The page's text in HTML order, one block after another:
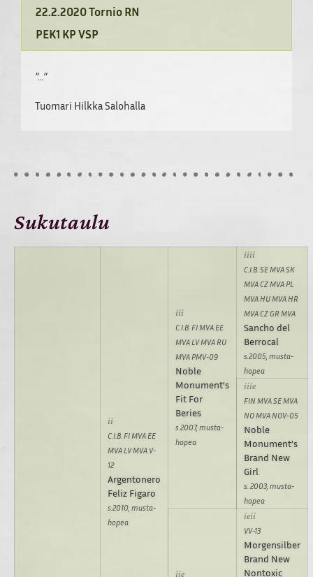
22.2.2020 Tornio RN
PEK1 KP VSP
”…”
Tuomari Hilkka Salohalla
Sukutaulu
C.I.B. FI MVA EE
MVA LV MVA V-
12
Argentonero
Feliz Figaro
s.2010, musta-
hopea
C.I.B. FI MVA EE
MVA LV MVA RU
MVA PMV-09
Noble
Monument’s
Fit For
Beries
s.2007, musta-
hopea
C.I.B. SE MVA SK
MVA CZ MVA PL
MVA HU MVA HR
MVA CZ GR MVA
Sancho del
Berrocal
s.2005, musta-
hopea
FIN MVA SE MVA
NO MVA NOV-05
Noble
Monument’s
Brand New
Girl
s. 2003, musta-
hopea
VV-13
Morgensilber
Brand New
Nontoxic